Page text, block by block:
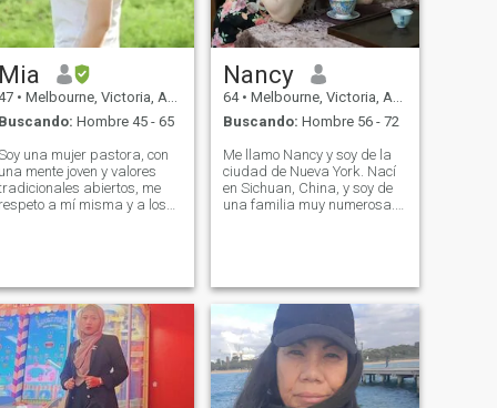
Mia
• Melbourne, Victoria, Australia
Buscando: Hombre 45 - 65
una mujer pastora, con
una mente joven y valores
abiertos, me
respeto a mí misma y a los
ese amor Puedo
todo. Estoy
de aprender inglés
mejorar la
entre sí. Me
la música y.. Bailar
mantenerme en forma.
paciencia y la
Nancy
64 • Melbourne, Victoria, Australia
Buscando: Hombre 56 - 72
Me llamo Nancy y soy de la
ciudad de Nueva York. Nací
en Sichuan, China, y soy de
una familia muy numerosa.
hija. Soy una mujer soleada,
alegre, sana, sincera y
amable. Me gusta viajar,
hacer ejercicio, practicar
deportes al aire libre,
cocinar, artesanías y tejer.
Como vivo en Australia la
mayor parte del año, me he